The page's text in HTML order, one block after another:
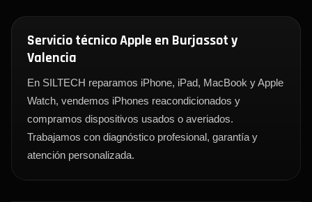
Servicio técnico Apple en Burjassot y
Valencia
En SILTECH reparamos iPhone, iPad, MacBook y Apple
Watch, vendemos iPhones reacondicionados y
compramos dispositivos usados o averiados.
Trabajamos con diagnóstico profesional, garantía y
atención personalizada.